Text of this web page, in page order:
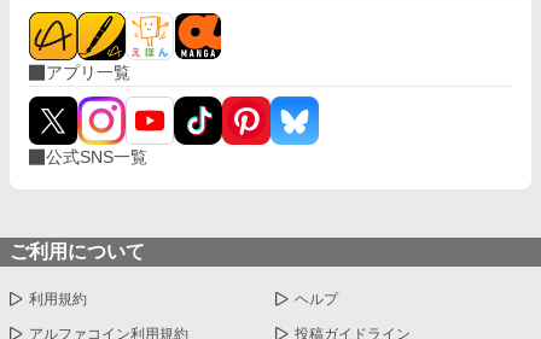
アプリ一覧
公式SNS一覧
ご利用について
利用規約 ヘルプ
アルファコイン利用規約 投稿ガイドライン